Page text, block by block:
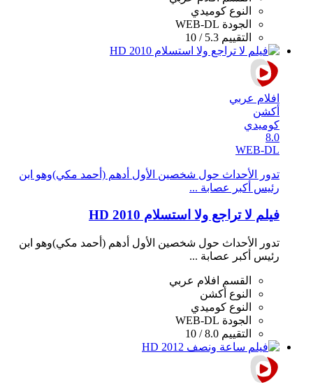
النوع كوميدي
الجودة WEB-DL
التقييم 5.3 / 10
افلام عربي
أكشن
كوميدي
8.0
WEB-DL
تدور الأحداث حول شخصين الأول أدهم (أحمد مكي)وهو ابن
رئيس أكبر عصابة ...
فيلم لا تراجع ولا استسلام 2010 HD
تدور الأحداث حول شخصين الأول أدهم (أحمد مكي)وهو ابن
رئيس أكبر عصابة ...
القسم
افلام عربي
النوع أكشن
النوع كوميدي
الجودة WEB-DL
التقييم 8.0 / 10